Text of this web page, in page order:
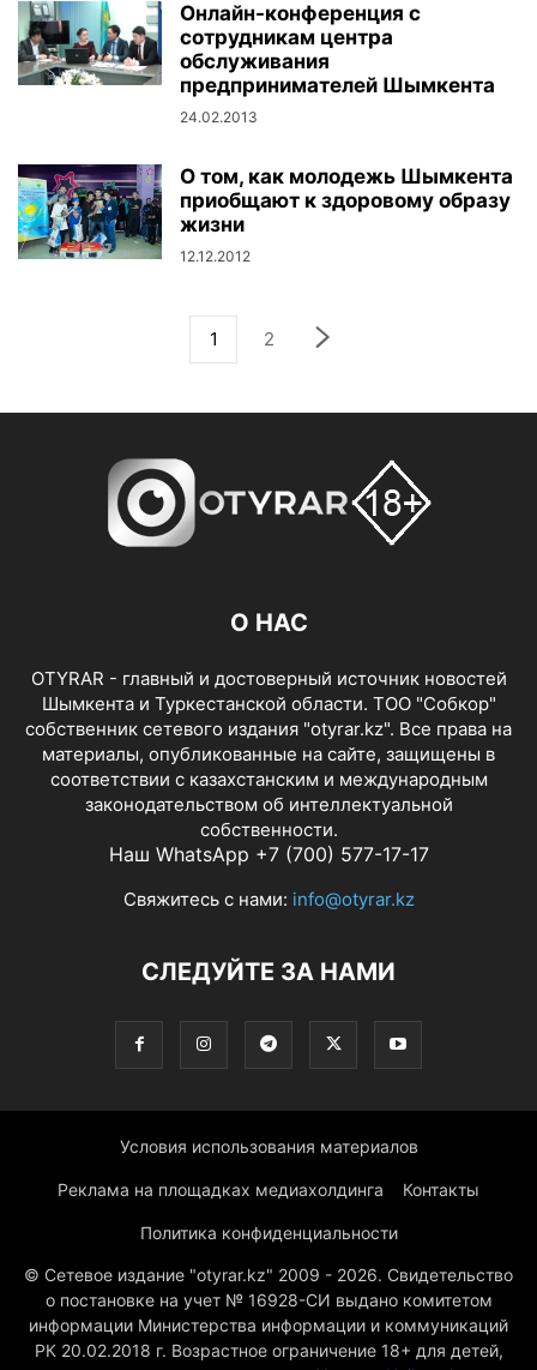
Онлайн-конференция с
сотрудникам центра
обслуживания
предпринимателей Шымкента
24.02.2013
О том, как молодежь Шымкента
приобщают к здоровому образу
жизни
12.12.2012
1 2
О НАС
OTYRAR - главный и достоверный источник новостей
Шымкента и Туркестанской области. ТОО "Собкор"
собственник сетевого издания "otyrar.kz". Все права на
материалы, опубликованные на сайте, защищены в
соответствии с казахстанским и международным
законодательством об интеллектуальной
собственности.
Наш WhatsApp +7 (700) 577-17-17
Свяжитесь с нами: info@otyrar.kz
СЛЕДУЙТЕ ЗА НАМИ
Условия использования материалов
Реклама на площадках медиахолдинга Контакты
Политика конфиденциальности
© Сетевое издание "otyrar.kz" 2009 - 2026. Свидетельство
о постановке на учет № 16928-СИ выдано комитетом
информации Министерства информации и коммуникаций
РК 20.02.2018 г. Возрастное ограничение 18+ для детей,